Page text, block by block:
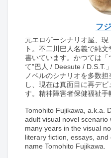
フ
元エロゲーシナリオ屋、
ト。不二川巴人名義で純
書いています。かつては「
て”巴人 / Deesute / D.S.T.
ノベルのシナリオを多数
し、現在は真面目に再デ
す。精神障害者保健福祉手
Tomohito Fujikawa, a.k.a.
adult visual novel
many years in the visual
literary fiction, essays,
name Tomohito Fujikawa.